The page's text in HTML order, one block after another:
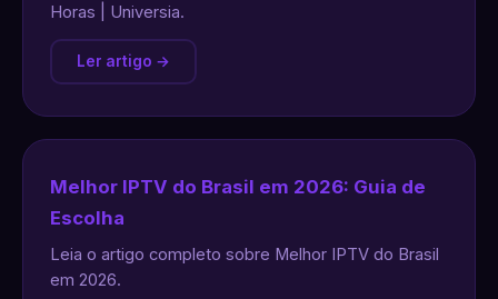
Horas | Universia.
Ler artigo →
Melhor IPTV do Brasil em 2026: Guia de
Escolha
Leia o artigo completo sobre Melhor IPTV do Brasil
em 2026.